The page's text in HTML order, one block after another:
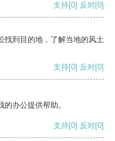
支持[0] 反对[0]
找到目的地，了解当地的风土
支持[0] 反对[0]
办公提供帮助。
支持[0] 反对[0]